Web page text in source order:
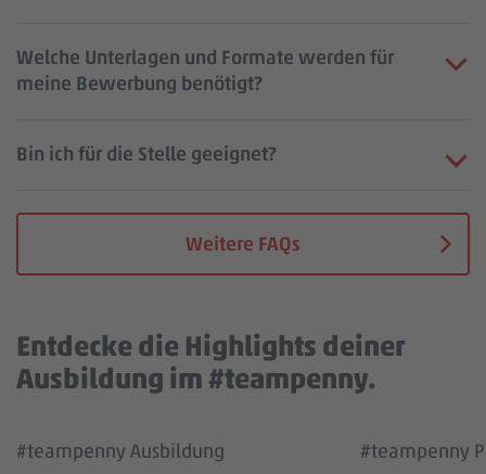
Welche Unterlagen und Formate werden für
meine Bewerbung benötigt?
Bin ich für die Stelle geeignet?
Weitere FAQs
Entdecke die Highlights deiner
Ausbildung im #teampenny.
Wir benötigen deine Zustimmung, um den
YouTube Video Service zu laden!
#teampenny Ausbildung
Wir
YouTube
#teampenny